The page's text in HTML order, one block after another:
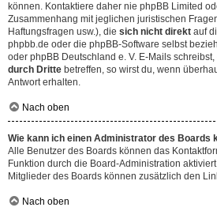
können. Kontaktiere daher nie phpBB Limited
Zusammenhang mit jeglichen juristischen
Haftungsfragen usw.), die sich nicht direkt auf
phpbb.de oder die phpBB-Software selbst
oder phpBB Deutschland e. V. E-Mails schreibst,
durch Dritte betreffen, so wirst du, wenn
Antwort erhalten.
Nach oben
Wie kann ich einen Administrator des Boards
Alle Benutzer des Boards können das
Funktion durch die Board-Administration
Mitglieder des Boards können zusätzlich den
Nach oben